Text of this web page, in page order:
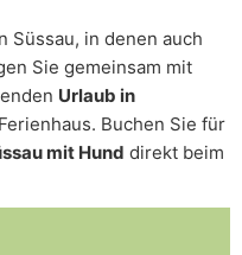
Süssau, in denen auch
Sie gemeinsam mit
Urlaub in
Buchen Sie für
mit Hund direkt beim